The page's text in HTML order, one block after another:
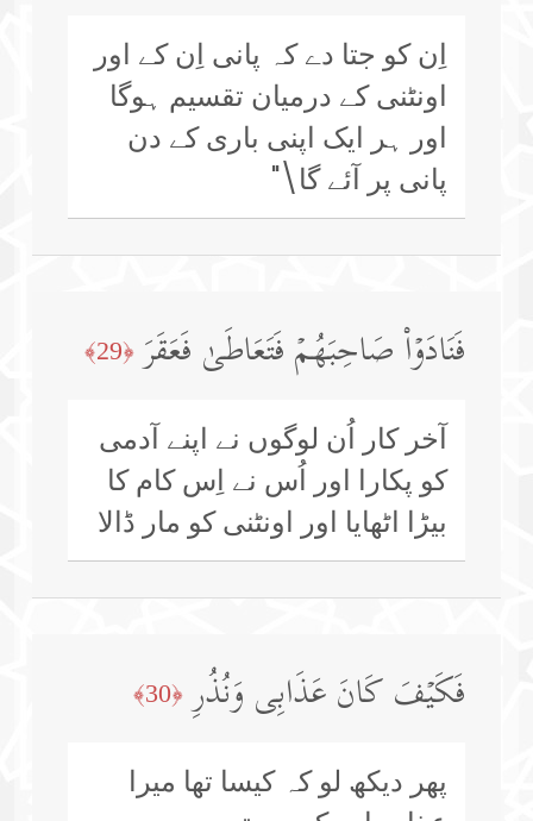
اِن کو جتا دے کہ پانی اِن کے اور
اونٹنی کے درمیان تقسیم ہوگا
اور ہر ایک اپنی باری کے دن
پانی پر آئے گا\"
فَنَادَوۡا۟ صَاحِبَهُمۡ فَتَعَاطَىٰ فَعَقَرَ ﴿29﴾
آخر کار اُن لوگوں نے اپنے آدمی
کو پکارا اور اُس نے اِس کام کا
بیڑا اٹھایا اور اونٹنی کو مار ڈالا
فَكَیۡفَ كَانَ عَذَابِی وَنُذُرِ ﴿30﴾
پھر دیکھ لو کہ کیسا تھا میرا